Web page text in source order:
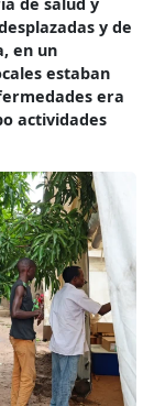
y de
en un
estaban
era
actividades